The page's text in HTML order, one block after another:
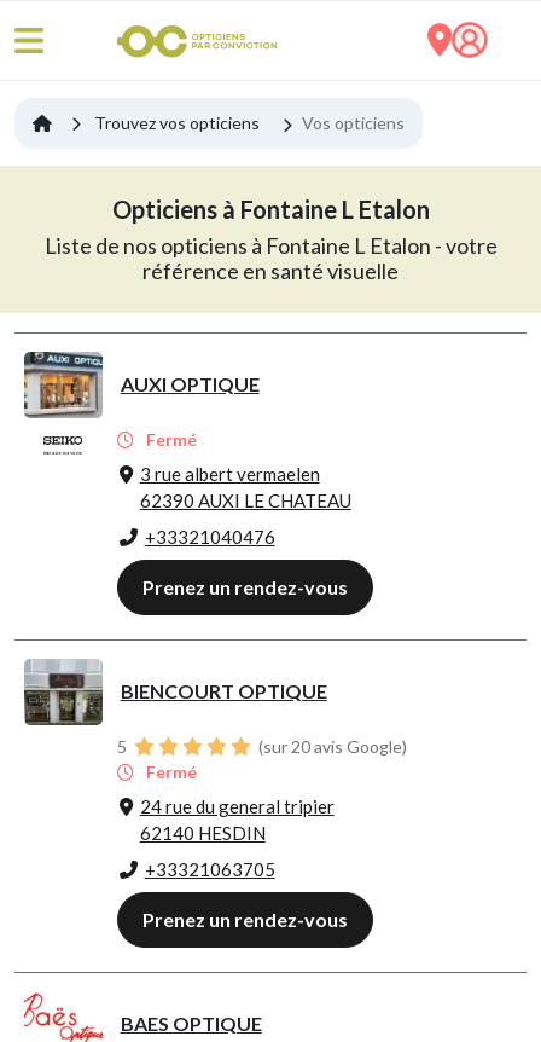
Trouvez vos opticiens Vos opticiens
Opticiens à Fontaine L Etalon
Liste de nos opticiens à Fontaine L Etalon - votre
référence en santé visuelle
AUXI OPTIQUE
Fermé
3 rue albert vermaelen
62390 AUXI LE CHATEAU
+33321040476
Prenez un rendez-vous
BIENCOURT OPTIQUE
5
(sur 20 avis Google)
Fermé
24 rue du general tripier
62140 HESDIN
+33321063705
Prenez un rendez-vous
BAES OPTIQUE